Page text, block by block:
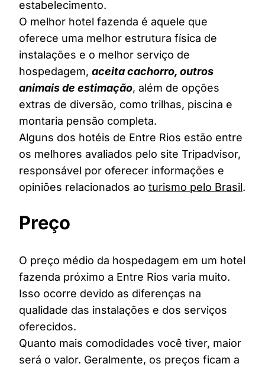
estabelecimento.
O melhor hotel fazenda é aquele que
oferece uma melhor estrutura física de
instalações e o melhor serviço de
hospedagem, aceita cachorro, outros
animais de estimação, além de opções
extras de diversão, como trilhas, piscina e
montaria pensão completa.
Alguns dos hotéis de Entre Rios estão entre
os melhores avaliados pelo site Tripadvisor,
responsável por oferecer informações e
opiniões relacionados ao turismo pelo Brasil.
Preço
O preço médio da hospedagem em um hotel
fazenda próximo a Entre Rios varia muito.
Isso ocorre devido as diferenças na
qualidade das instalações e dos serviços
oferecidos.
Quanto mais comodidades você tiver, maior
será o valor. Geralmente, os preços ficam a